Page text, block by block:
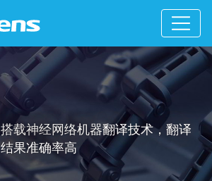
搭载神经网络机器翻译技术，翻译
结果准确率高